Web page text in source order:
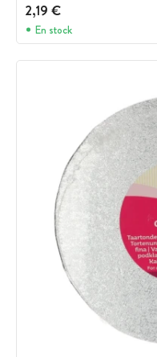
2,19 €
En stock